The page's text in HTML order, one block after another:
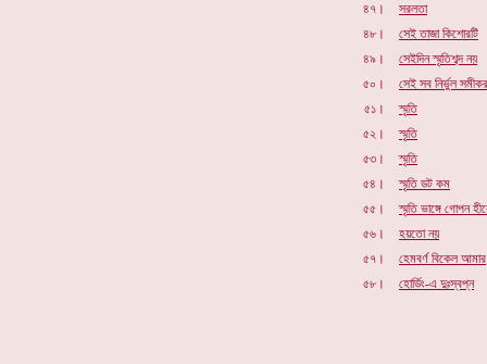
সরলতা
সেই তাজা কিশোরটি
সেইদিন স্মৃতিশব্দ নয়
সেই সব নির্ভুল
স্মৃতি
স্মৃতি
স্মৃতি
স্মৃতি ডট কম
স্মৃতি ভাঙ্গে গোপন
হয়তো নয়
হেমবর্ণ বিকেল আমার
হোর্ডিং-এ দুঃস্বপ্ন
৪৭।
৪৮।
৪৯।
৫০।
৫১।
৫২।
৫৩।
৫৪।
৫৫।
৫৬।
৫৭।
৫৮।